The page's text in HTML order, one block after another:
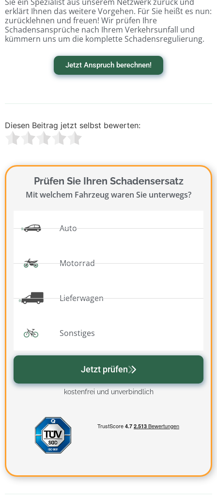
erklärt Ihnen das weitere Vorgehen. Für Sie heißt es nun:
zurücklehnen und freuen! Wir prüfen Ihre
Schadensansprüche nach Ihrem Verkehrsunfall und
kümmern uns um die komplette Schadensregulierung.
Jetzt Anspruch berechnen!
Diesen Beitrag jetzt selbst bewerten:
Prüfen Sie Ihren Schadensersatz
Mit welchem Fahrzeug waren Sie unterwegs?
Auto
Motorrad
Lieferwagen
Sonstiges
Jetzt prüfen
kostenfrei und unverbindlich